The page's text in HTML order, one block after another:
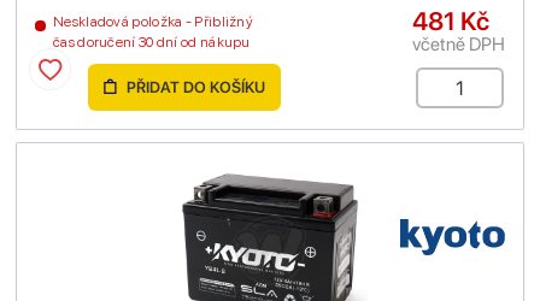
Neskladová položka - Přibližný
čas doručení 30 dní od nákupu
481 Kč
včetně DPH
PŘIDAT DO KOŠÍKU